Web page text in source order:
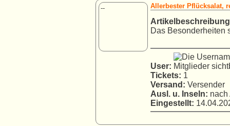
-- Allerbester Pflücksalat,
Das Besonderheiten
User:
Tickets: 1
Versand: Versender
Ausl. u. Inseln: nach
Eingestellt: